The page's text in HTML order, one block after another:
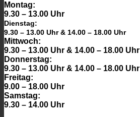
Montag:
9.30 – 13.00 Uhr
Dienstag:
9.30 – 13.00 Uhr & 14.00 – 18.00 Uhr
Mittwoch:
9.30 – 13.00 Uhr & 14.00 – 18.00 Uhr
Donnerstag:
9.30 – 13.00 Uhr & 14.00 – 18.00 Uhr
Freitag:
9.00 – 18.00 Uhr
Samstag:
9.30 – 14.00 Uhr